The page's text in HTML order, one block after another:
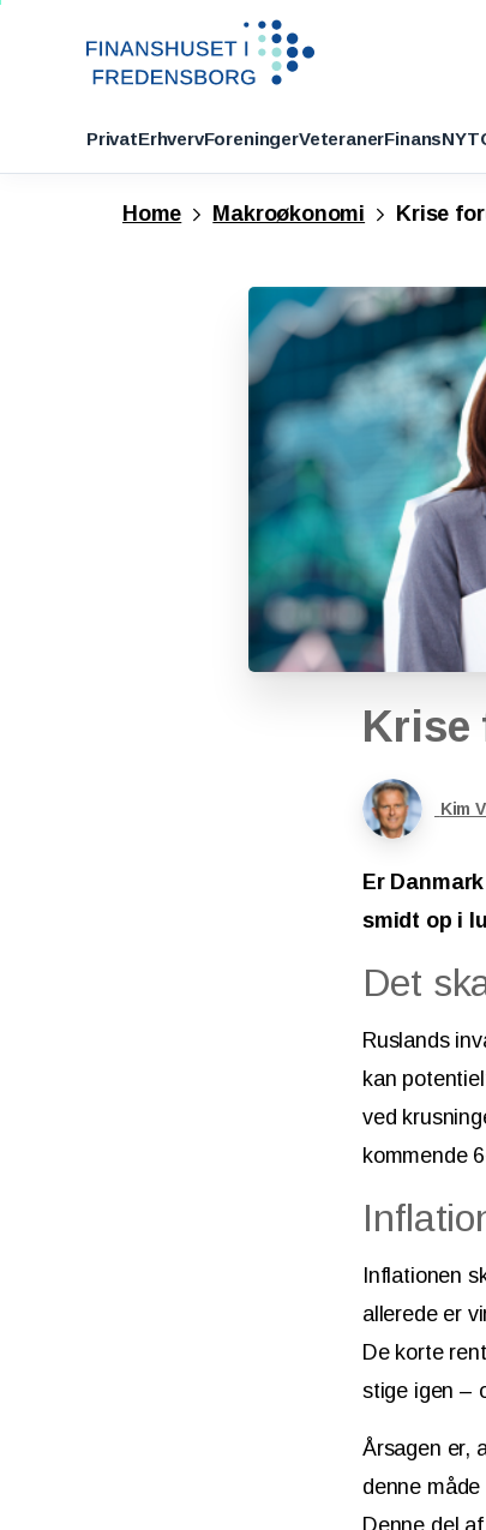
PrivatErhvervForeningerVeteranerFinansNYT
Home Makroøkonomi Krise
Krise
Kim
Er
smidt op i
Det
Ruslands
kan
ved
kommende
Inflationen
allerede er
De korte
stige igen –
Årsagen er,
denne
Denne del